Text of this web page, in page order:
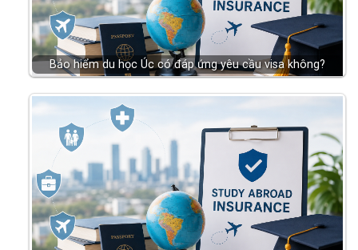
Bảo hiểm du học Úc có đáp ứng yêu cầu visa không?